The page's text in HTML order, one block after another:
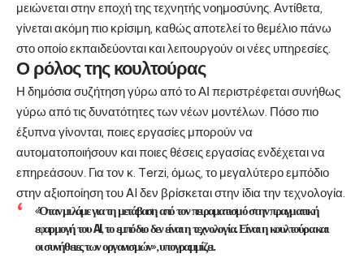
μειώνεται στην εποχή της τεχνητής νοημοσύνης. Αντίθετα,
γίνεται ακόμη πιο κρίσιμη, καθώς αποτελεί το θεμέλιο πάνω
στο οποίο εκπαιδεύονται και λειτουργούν οι νέες υπηρεσίες.
Ο ρόλος της κουλτούρας
Η δημόσια συζήτηση γύρω από το ΑΙ περιστρέφεται συνήθως
γύρω από τις δυνατότητες των νέων μοντέλων. Πόσο πιο
έξυπνα γίνονται, ποιες εργασίες μπορούν να
αυτοματοποιήσουν και ποιες θέσεις εργασίας ενδέχεται να
επηρεάσουν. Για τον κ. Terzi, όμως, το μεγαλύτερο εμπόδιο
στην αξιοποίηση του AI δεν βρίσκεται στην ίδια την τεχνολογία.
«Όταν μιλάμε για τη μετάβαση από τον πειραματισμό στην πραγματική
εφαρμογή του AI, το εμπόδιο δεν είναι η τεχνολογία. Είναι η κουλτούρα και
οι συνήθειες των οργανισμών», υπογραμμίζει.